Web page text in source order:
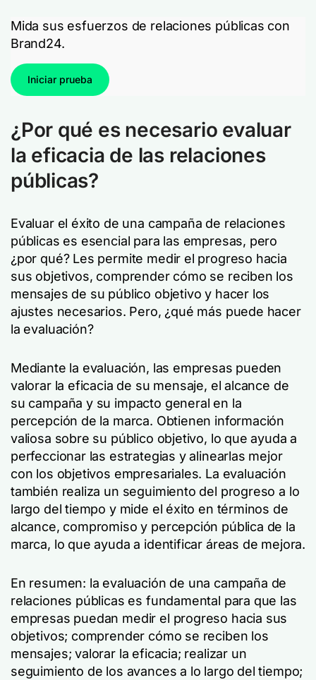
Mida sus esfuerzos de relaciones públicas con
Brand24.
Iniciar prueba
¿Por qué es necesario evaluar
la eficacia de las relaciones
públicas?
Evaluar el éxito de una campaña de relaciones
públicas es esencial para las empresas, pero
¿por qué? Les permite medir el progreso hacia
sus objetivos, comprender cómo se reciben los
mensajes de su público objetivo y hacer los
ajustes necesarios. Pero, ¿qué más puede hacer
la evaluación?
Mediante la evaluación, las empresas pueden
valorar la eficacia de su mensaje, el alcance de
su campaña y su impacto general en la
percepción de la marca. Obtienen información
valiosa sobre su público objetivo, lo que ayuda a
perfeccionar las estrategias y alinearlas mejor
con los objetivos empresariales. La evaluación
también realiza un seguimiento del progreso a lo
largo del tiempo y mide el éxito en términos de
alcance, compromiso y percepción pública de la
marca, lo que ayuda a identificar áreas de mejora.
En resumen: la evaluación de una campaña de
relaciones públicas es fundamental para que las
empresas puedan medir el progreso hacia sus
objetivos; comprender cómo se reciben los
mensajes; valorar la eficacia; realizar un
seguimiento de los avances a lo largo del tiempo;